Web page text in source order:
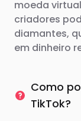
moeda
criadores
diamantes,
em dinheiro
Como
TikTok?